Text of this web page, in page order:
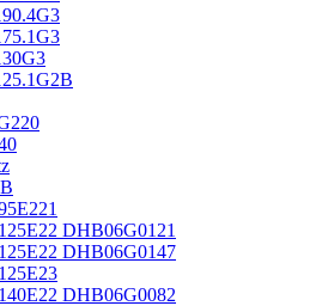
DHB06G0121
DHB06G0147
DHB06G0082